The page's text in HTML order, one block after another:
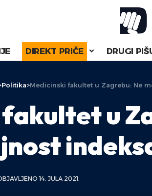
DIREKT PRIČE DRUGI
Politika>Medicinski fakultet u Zagrebu: Ne
u
14. JULA 2021.